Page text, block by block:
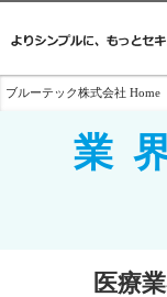
ブルーテック株式会社 Home
業
医療